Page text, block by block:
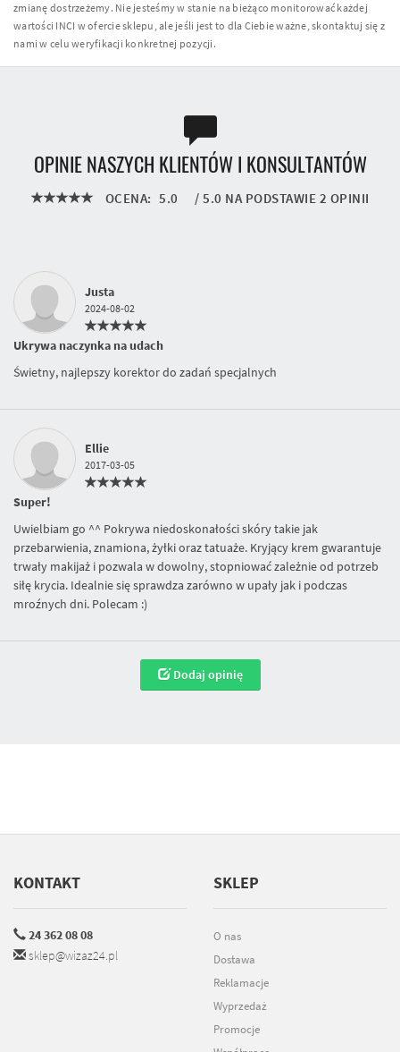
zmianę dostrzeżemy. Nie jesteśmy w stanie na bieżąco monitorować każdej
wartości INCI w ofercie sklepu, ale jeśli jest to dla Ciebie ważne, skontaktuj się z
nami w celu weryfikacji konkretnej pozycji.
OPINIE NASZYCH KLIENTÓW I KONSULTANTÓW
OCENA: 5.0 / 5.0 NA PODSTAWIE 2 OPINII
Justa
2024-08-02
Ukrywa naczynka na udach
Świetny, najlepszy korektor do zadań specjalnych
Ellie
2017-03-05
Super!
Uwielbiam go ^^ Pokrywa niedoskonałości skóry takie jak
przebarwienia, znamiona, żyłki oraz tatuaże. Kryjący krem gwarantuje
trwały makijaż i pozwala w dowolny, stopniować zależnie od potrzeb
siłę krycia. Idealnie się sprawdza zarówno w upały jak i podczas
mroźnych dni. Polecam :)
Dodaj opinię
KONTAKT
24 362 08 08
sklep@wizaz24.pl
SKLEP
O nas
Dostawa
Reklamacje
Wyprzedaż
Promocje